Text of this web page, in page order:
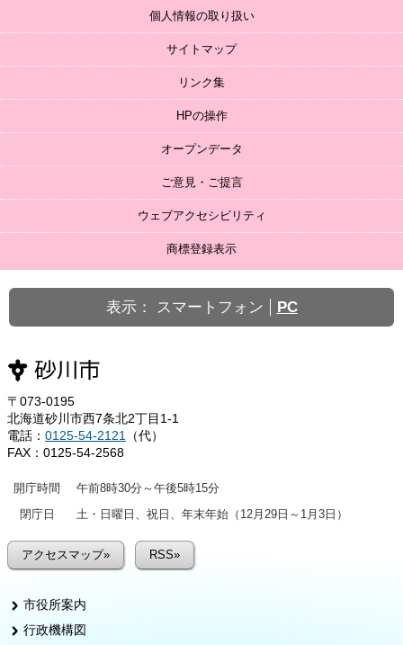
個人情報の取り扱い
サイトマップ
リンク集
HPの操作
オープンデータ
ご意見・ご提言
ウェブアクセシビリティ
商標登録表示
表示： スマートフォン PC
〒073-0195
北海道砂川市西7条北2丁目1-1
電話： 0125-54-2121
（代）
FAX：0125-54-2568
開庁時間
午前8時30分～午後5時15分
閉庁日
土・日曜日、祝日、年末年始（12月29日～1月3日）
アクセスマップ» RSS»
市役所案内
行政機構図